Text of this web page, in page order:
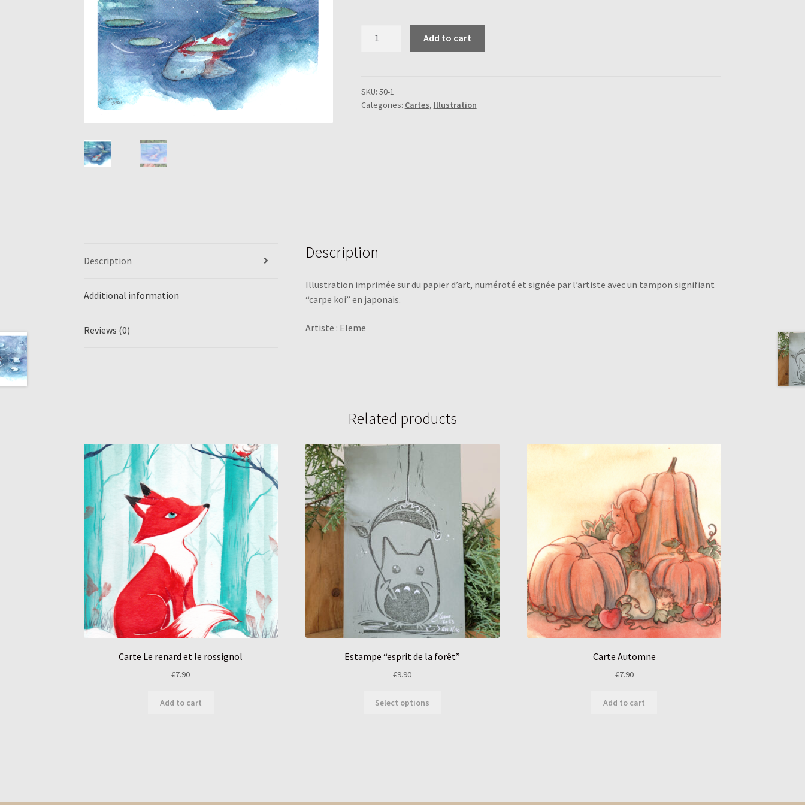
Add to cart
SKU: 50-1
Categories: Cartes, Illustration
Description
Additional information
Reviews (0)
Description
Illustration imprimée sur du papier d’art, numéroté et signée par l’artiste avec un tampon signifiant
“carpe koi” en japonais.
Artiste : Eleme
Related products
Carte Le renard et le rossignol
€7.90
Add to cart
Estampe “esprit de la forêt”
€9.90
Select options
Carte Automne
€7.90
Add to cart